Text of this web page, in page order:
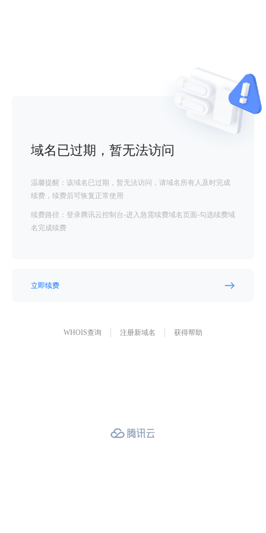
域名已过期，暂无法访问
温馨提醒：该域名已过期，暂无法访问，请域名所有人及时完成
续费，续费后可恢复正常使用
续费路径：登录腾讯云控制台-进入急需续费域名页面-勾选续费域
名完成续费
立即续费
WHOIS查询 注册新域名 获得帮助